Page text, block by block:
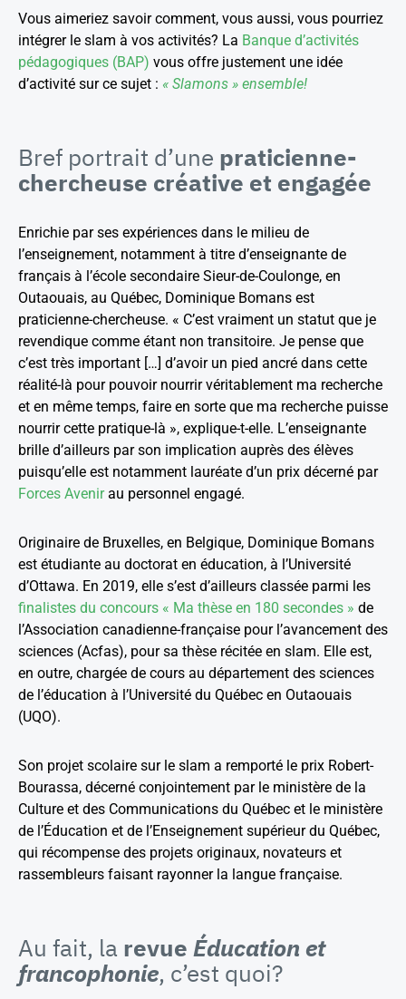
Vous aimeriez savoir comment, vous aussi, vous pourriez
intégrer le slam à vos activités? La Banque d’activités
pédagogiques (BAP) vous offre justement une idée
d’activité sur ce sujet : « Slamons » ensemble!
Bref portrait d’une praticienne-
chercheuse créative et engagée
Enrichie par ses expériences dans le milieu de
l’enseignement, notamment à titre d’enseignante de
français à l’école secondaire Sieur-de-Coulonge, en
Outaouais, au Québec, Dominique Bomans est
praticienne-chercheuse. « C’est vraiment un statut que je
revendique comme étant non transitoire. Je pense que
c’est très important […] d’avoir un pied ancré dans cette
réalité-là pour pouvoir nourrir véritablement ma recherche
et en même temps, faire en sorte que ma recherche puisse
nourrir cette pratique-là », explique-t-elle. L’enseignante
brille d’ailleurs par son implication auprès des élèves
puisqu’elle est notamment lauréate d’un prix décerné par
Forces Avenirau personnel engagé.
Originaire de Bruxelles, en Belgique, Dominique Bomans
est étudiante au doctorat en éducation, à l’Université
d’Ottawa. En 2019, elle s’est d’ailleurs classée parmi les
finalistes du concours « Ma thèse en 180 secondes » de
l’Association canadienne-française pour l’avancement des
sciences (Acfas), pour sa thèse récitée en slam. Elle est,
en outre, chargée de cours au département des sciences
de l’éducation à l’Université du Québec en Outaouais
(UQO).
Son projet scolaire sur le slam a remporté le prix Robert-
Bourassa, décerné conjointement par le ministère de la
Culture et des Communications du Québec et le ministère
de l’Éducation et de l’Enseignement supérieur du Québec,
qui récompense des projets originaux, novateurs et
rassembleurs faisant rayonner la langue française.
Au fait, la revue Éducation et
francophonie, c’est quoi?